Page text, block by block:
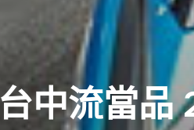
台中流當品